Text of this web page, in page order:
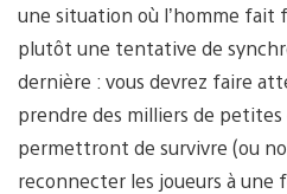
une situation où l’homme fait
plutôt une tentative de
dernière : vous devrez faire
prendre des milliers de petites
permettront de survivre (ou
reconnecter les joueurs à une